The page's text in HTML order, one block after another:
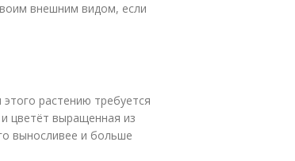
внешним видом, если
растению требуется
цветёт выращенная из
выносливее и больше